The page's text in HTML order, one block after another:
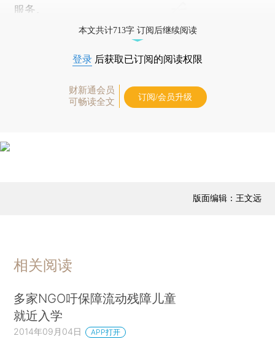
服务。
本文共计713字 订阅后继续阅读
登录 后获取已订阅的阅读权限
财新通会员
可畅读全文
订阅/会员升级
版面编辑：王文远
相关阅读
多家NGO吁保障流动残障儿童
就近入学
2014年09月04日 APP打开